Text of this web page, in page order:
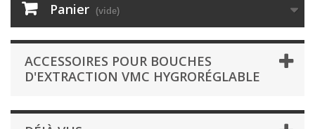
Panier (vide)
ACCESSOIRES POUR BOUCHES
D'EXTRACTION VMC HYGRORÉGLABLE